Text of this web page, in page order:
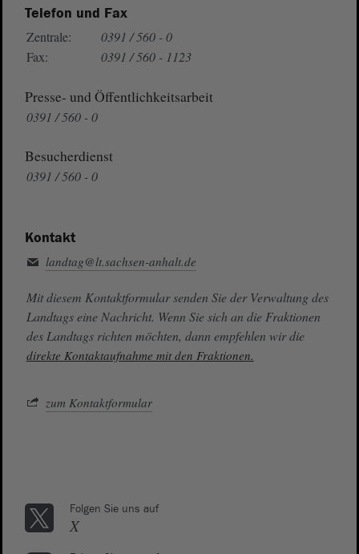
Telefon und Fax
Zentrale:
0391 / 560 - 0
Fax:
0391 / 560 - 1123
Presse- und Öffentlichkeitsarbeit
0391 / 560 - 0
Besucherdienst
0391 / 560 - 0
Kontakt
landtag@lt.sachsen-anhalt.de
Mit diesem Kontaktformular senden Sie der Verwaltung des
Landtags eine Nachricht. Wenn Sie sich an die Fraktionen
des Landtags richten möchten, dann empfehlen wir die
direkte Kontaktaufnahme mit den Fraktionen.
zum Kontaktformular
Folgen Sie uns auf
X